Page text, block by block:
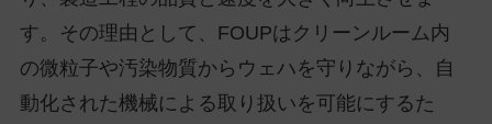
す。その理由として、FOUPはクリーンルーム内
の微粒子や汚染物質からウェハを守りながら、自
動化された機械による取り扱いを可能にするた